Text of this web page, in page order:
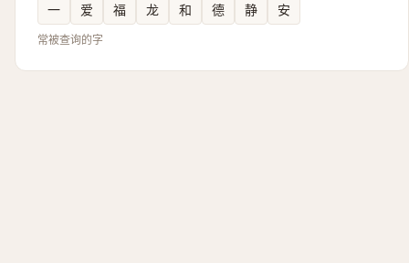
一 爱 福 龙 和 德 静 安
常被查询的字